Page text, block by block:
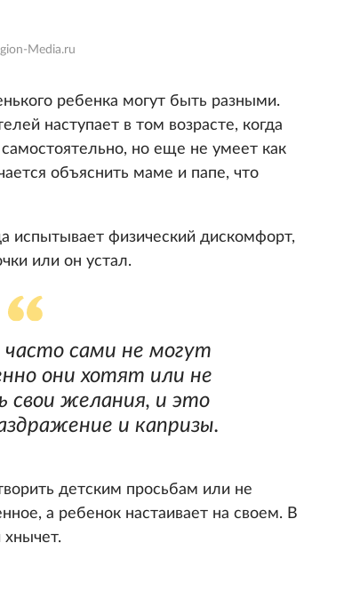
Media.ru
ребенка могут быть разными.
наступает в том возрасте, когда
но еще не умеет как
объяснить маме и папе, что
испытывает физический дискомфорт,
или он устал.
сами не могут
они хотят или не
свои желания, и это
и капризы.
детским просьбам или не
а ребенок настаивает на своем. В